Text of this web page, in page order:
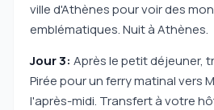
ville d'Athènes pour voir des
emblématiques. Nuit à Athènes.
Jour 3: Après le petit déjeuner,
Pirée pour un ferry matinal vers
l'après-midi. Transfert à votre